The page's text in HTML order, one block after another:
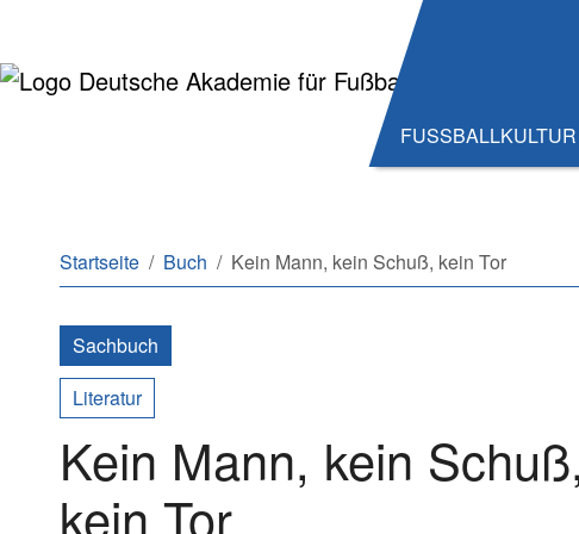
FUSSBALLKULTUR
Sie sind hier:
Startseite Buch Kein Mann, kein Schuß, kein Tor
Sachbuch
Literatur
Kein Mann, kein Schuß,
kein Tor